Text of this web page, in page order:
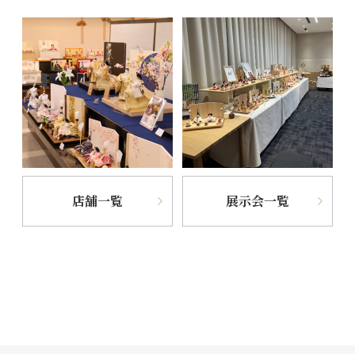
店舗一覧 展示会一覧